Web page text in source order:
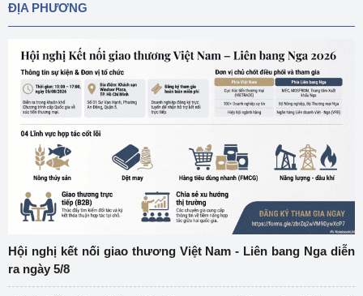
ĐỊA PHƯƠNG
Hội nghị kết nối giao thương Việt Nam - Liên bang Nga diễn
ra ngày 5/8